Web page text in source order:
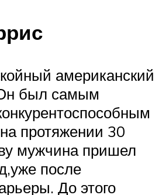
американский
был самым
протяжении 30
мужчина пришел
после
До этого